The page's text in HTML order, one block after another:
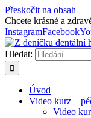
Přeskočit na obsah
Chcete krásné a
InstagramFacebook
Hledat:
Úvod
Video kurz –
Video